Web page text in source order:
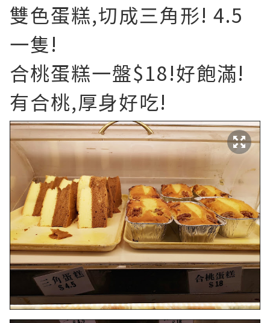
雙色蛋糕,切成三角形! 4.5
一隻!
合桃蛋糕一盤$18!好飽滿!
有合桃,厚身好吃!